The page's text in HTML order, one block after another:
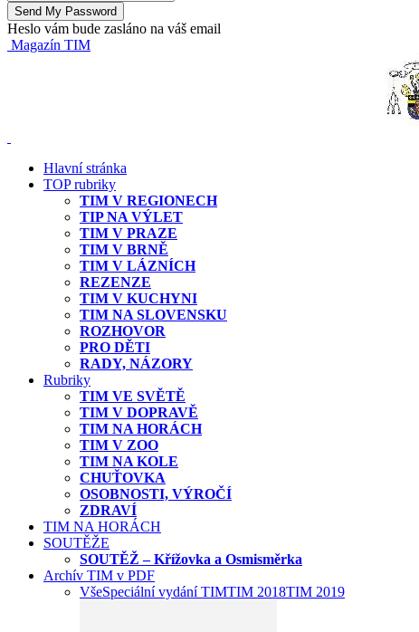
Heslo vám bude zasláno na váš email
Magazín TIM
Hlavní stránka
TOP rubriky
TIM V REGIONECH
TIP NA VÝLET
TIM V PRAZE
TIM V BRNĚ
TIM V LÁZNÍCH
REZENZE
TIM V KUCHYNI
TIM NA SLOVENSKU
ROZHOVOR
PRO DĚTI
RADY, NÁZORY
Rubriky
TIM VE SVĚTĚ
TIM V DOPRAVĚ
TIM NA HORÁCH
TIM V ZOO
TIM NA KOLE
CHUŤOVKA
OSOBNOSTI, VÝROČÍ
ZDRAVÍ
TIM NA HORÁCH
SOUTĚŽE
SOUTĚŽ – Křížovka a Osmisměrka
Archív TIM v PDF
VšeSpeciální vydání TIMTIM 2018TIM 2019